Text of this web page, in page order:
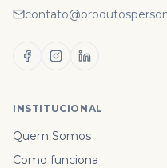
INSTITUCIONAL
Quem Somos
Como funciona